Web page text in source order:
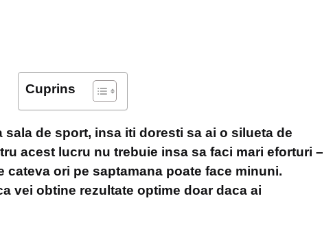
Cuprins
sala de sport, insa iti doresti sa ai o silueta de
acest lucru nu trebuie insa sa faci mari eforturi –
cateva ori pe saptamana poate face minuni.
vei obtine rezultate optime doar daca ai